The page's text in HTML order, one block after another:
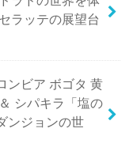
ラッテの展望台
ンビア ボゴタ 黄
シパキラ「塩の
ンジョンの世